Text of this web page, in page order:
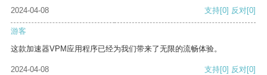
2024-04-08 支持[0] 反对[0]
游客
这款加速器VPM应用程序已经为我们带来了无限的流畅体验。
2024-04-08 支持[0] 反对[0]